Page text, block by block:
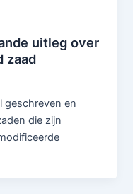
uitleg over
zaad
geschreven en
die zijn